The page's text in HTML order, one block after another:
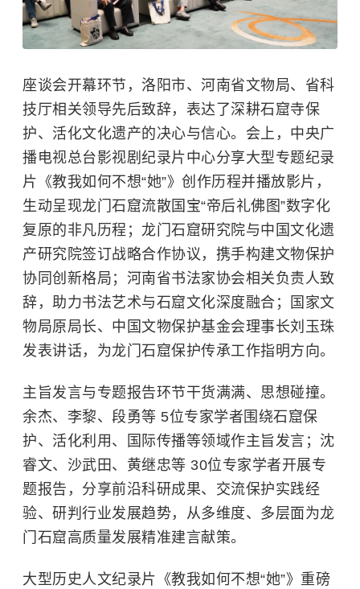
座谈会开幕环节，洛阳市、河南省文物局、省科
技厅相关领导先后致辞，表达了深耕石窟寺保
护、活化文化遗产的决心与信心。会上，中央广
播电视总台影视剧纪录片中心分享大型专题纪录
片《教我如何不想“她”》创作历程并播放影片，
生动呈现龙门石窟流散国宝“帝后礼佛图”数字化
复原的非凡历程；龙门石窟研究院与中国文化遗
产研究院签订战略合作协议，携手构建文物保护
协同创新格局；河南省书法家协会相关负责人致
辞，助力书法艺术与石窟文化深度融合；国家文
物局原局长、中国文物保护基金会理事长刘玉珠
发表讲话，为龙门石窟保护传承工作指明方向。
主旨发言与专题报告环节干货满满、思想碰撞。
余杰、李黎、段勇等 5位专家学者围绕石窟保
护、活化利用、国际传播等领域作主旨发言；沈
睿文、沙武田、黄继忠等 30位专家学者开展专
题报告，分享前沿科研成果、交流保护实践经
验、研判行业发展趋势，从多维度、多层面为龙
门石窟高质量发展精准建言献策。
大型历史人文纪录片《教我如何不想“她”》重磅